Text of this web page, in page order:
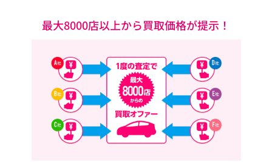
最大8000店以上から買取価格が提示！